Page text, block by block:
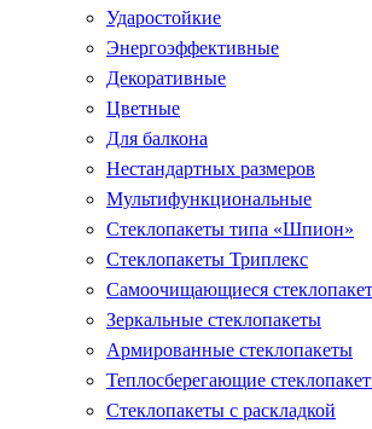
Ударостойкие
Энергоэффективные
Декоративные
Цветные
Для балкона
Нестандартных размеров
Мультифункциональные
Стеклопакеты типа «Шпион»
Стеклопакеты Триплекс
Самоочищающиеся
Зеркальные стеклопакеты
Армированные стеклопакеты
Теплосберегающие
Стеклопакеты с раскладкой